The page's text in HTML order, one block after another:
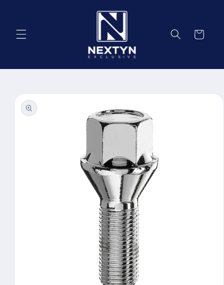
Coș
informațiile
despre
produs